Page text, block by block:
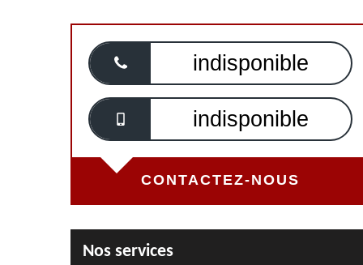
indisponible
indisponible
CONTACTEZ-NOUS
Nos services